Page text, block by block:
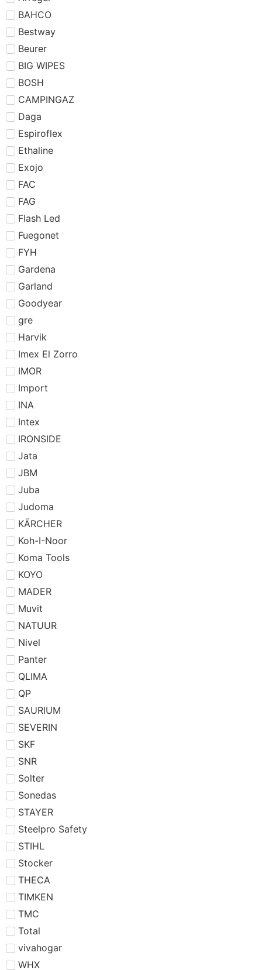
BAHCO
Bestway
Beurer
BIG WIPES
BOSH
CAMPINGAZ
Daga
Espiroflex
Ethaline
Exojo
FAC
FAG
Flash Led
Fuegonet
FYH
Gardena
Garland
Goodyear
gre
Harvik
Imex El Zorro
IMOR
Import
INA
Intex
IRONSIDE
Jata
JBM
Juba
Judoma
KÄRCHER
Koh-I-Noor
Koma Tools
KOYO
MADER
Muvit
NATUUR
Nivel
Panter
QLIMA
QP
SAURIUM
SEVERIN
SKF
SNR
Solter
Sonedas
STAYER
Steelpro Safety
STIHL
Stocker
THECA
TIMKEN
TMC
Total
vivahogar
WHX